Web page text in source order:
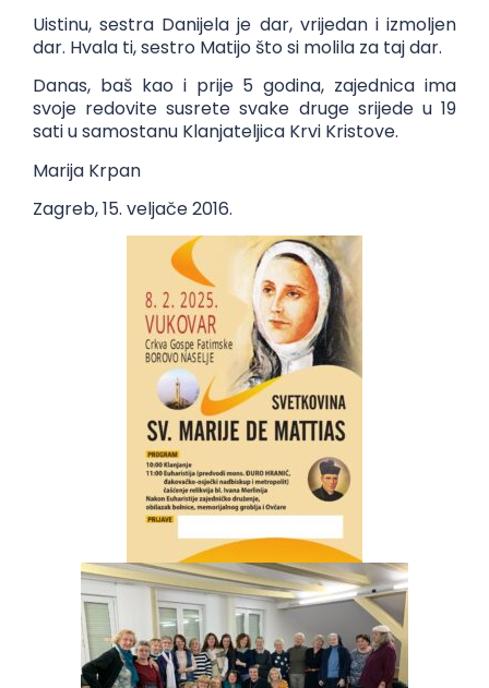
Uistinu, sestra Danijela je dar, vrijedan i izmoljen
dar. Hvala ti, sestro Matijo što si molila za taj dar.
Danas, baš kao i prije 5 godina, zajednica ima
svoje redovite susrete svake druge srijede u 19
sati u samostanu Klanjateljica Krvi Kristove.
Marija Krpan
Zagreb, 15. veljače 2016.